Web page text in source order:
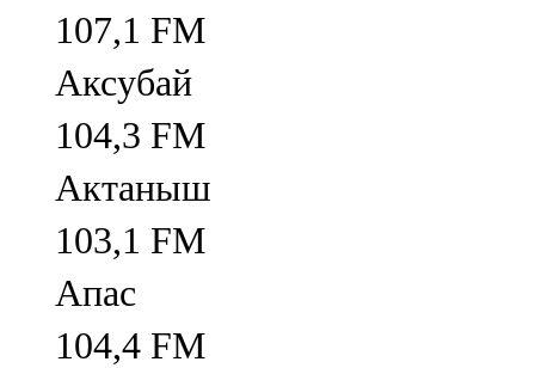
107,1 FM
Аксубай
104,3 FM
Актаныш
103,1 FM
Апас
104,4 FM